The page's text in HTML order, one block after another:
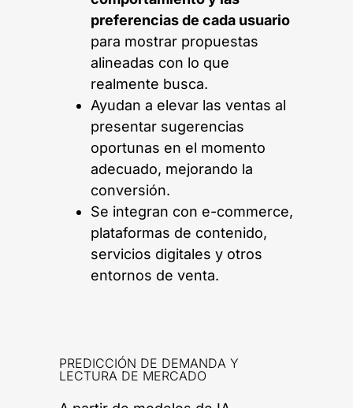
preferencias de cada usuario
para mostrar propuestas
alineadas con lo que
realmente busca.
Ayudan a elevar las ventas al
presentar sugerencias
oportunas en el momento
adecuado, mejorando la
conversión.
Se integran con e-commerce,
plataformas de contenido,
servicios digitales y otros
entornos de venta.
PREDICCIÓN DE DEMANDA Y
LECTURA DE MERCADO